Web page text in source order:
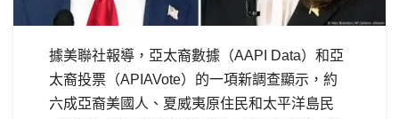
據美聯社報導，亞太裔數據（AAPI Data）和亞
太裔投票（APIAVote）的一項新調查顯示，約
六成亞裔美國人、夏威夷原住民和太平洋島民